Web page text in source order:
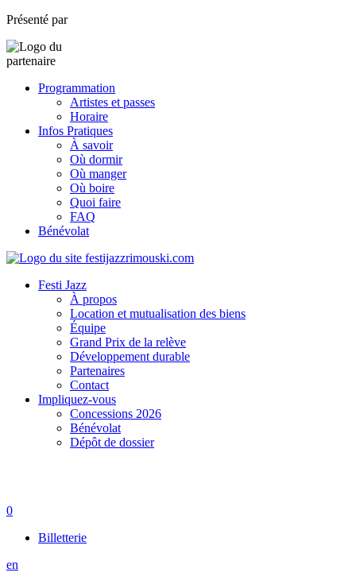
Présenté par
Programmation
Artistes et passes
Horaire
Infos Pratiques
À savoir
Où dormir
Où manger
Où boire
Quoi faire
FAQ
Bénévolat
Festi Jazz
À propos
Location et mutualisation des biens
Équipe
Grand Prix de la relève
Développement durable
Partenaires
Contact
Impliquez-vous
Concessions 2026
Bénévolat
Dépôt de dossier
0
Billetterie
en